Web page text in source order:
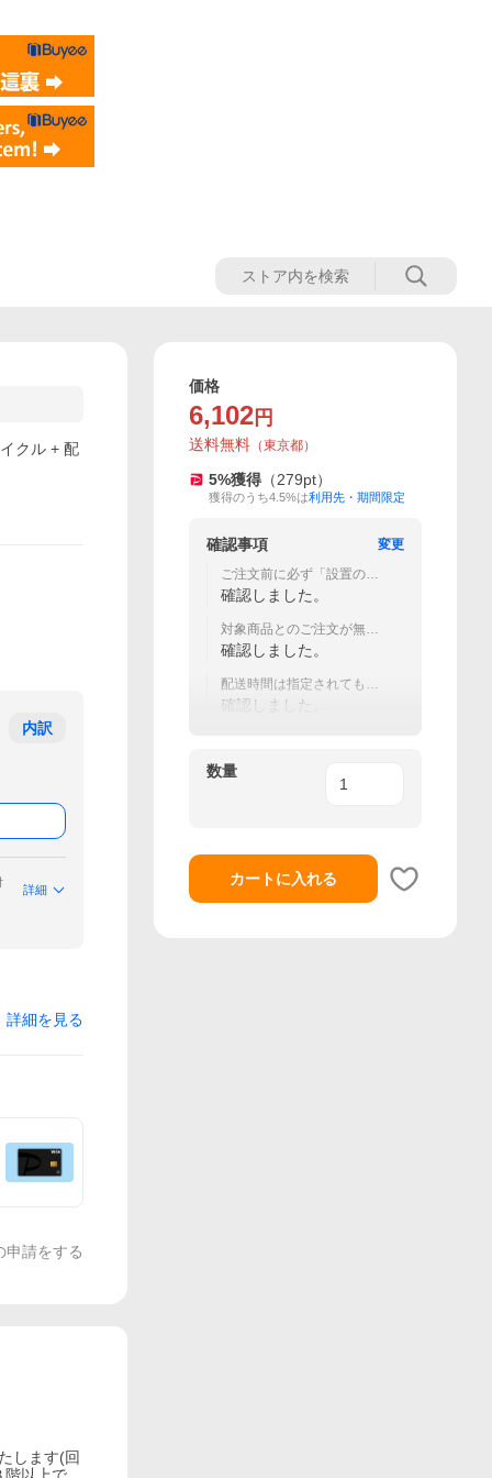
クル + 配
内訳
詳細
詳細を見る
申請をする
します(回
価格
6,102 円
送料無料 （東京都）
5%獲得 （279pt）
獲得のうち4.5%は利用先・期間限定
確認事項
変更
ご注文前に必ず「設置のご
案内」をご確認ください。
確認しました。
対象商品とのご注文が無い
場合はキャンセルいたしま
す。
確認しました。
配送時間は指定されてもお
受け出来かねます。
確認しました。
数量
カートに入れる